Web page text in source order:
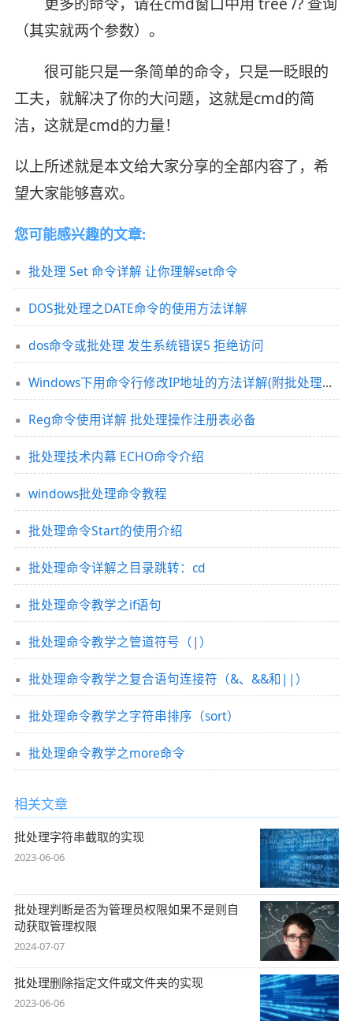
（其实就两个参数）。
很可能只是一条简单的命令，只是一眨眼的
工夫，就解决了你的大问题，这就是cmd的简
洁，这就是cmd的力量！
以上所述就是本文给大家分享的全部内容了，希
望大家能够喜欢。
您可能感兴趣的文章:
批处理 Set 命令详解 让你理解set命令
DOS批处理之DATE命令的使用方法详解
dos命令或批处理 发生系统错误5 拒绝访问
Windows下用命令行修改IP地址的方法详解(附批处理文件)
Reg命令使用详解 批处理操作注册表必备
批处理技术内幕 ECHO命令介绍
windows批处理命令教程
批处理命令Start的使用介绍
批处理命令详解之目录跳转：cd
批处理命令教学之if语句
批处理命令教学之管道符号（|）
批处理命令教学之复合语句连接符（&、&&和||）
批处理命令教学之字符串排序（sort）
批处理命令教学之more命令
相关文章
批处理字符串截取的实现
2023-06-06
批处理判断是否为管理员权限如果不是则自
动获取管理权限
2024-07-07
批处理删除指定文件或文件夹的实现
2023-06-06